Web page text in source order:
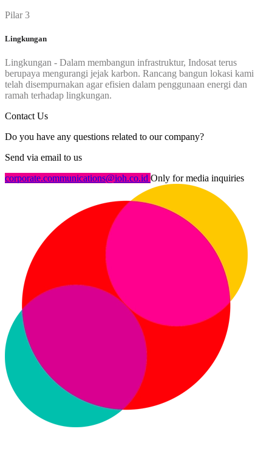
Pilar 3
Lingkungan
Lingkungan - Dalam membangun infrastruktur, Indosat terus
berupaya mengurangi jejak karbon. Rancang bangun lokasi kami
telah disempurnakan agar efisien dalam penggunaan energi dan
ramah terhadap lingkungan.
Contact Us
Do you have any questions related to our company?
Send via email to us
corporate.communications@ioh.co.id Only for media inquiries